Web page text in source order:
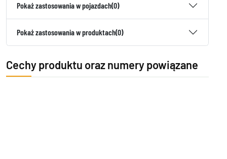
Pokaż zastosowania w pojazdach(0)
Pokaż zastosowania w produktach(0)
Cechy produktu oraz numery powiązane